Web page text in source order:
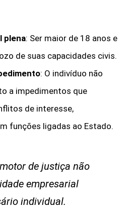
plena: Ser maior de 18 anos e
de suas capacidades civis.
: O indivíduo não
a impedimentos que
de interesse,
funções ligadas ao Estado.
de justiça não
empresarial
individual.